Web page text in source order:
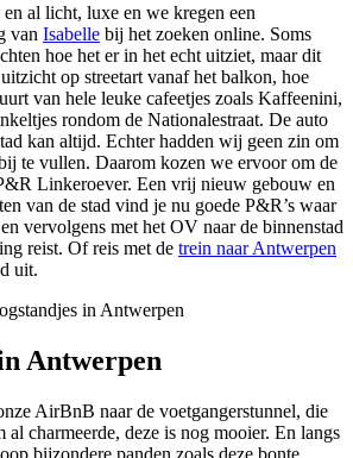
al licht, luxe en we kregen een
van Isabelle bij het zoeken online. Soms
hoe het er in het echt uitziet, maar dit
op streetart vanaf het balkon, hoe
van hele leuke cafeetjes zoals Kaffeenini,
rondom de Nationalestraat. De auto
kan altijd. Echter hadden wij geen zin om
te vullen. Daarom kozen we ervoor om de
Linkeroever. Een vrij nieuw gebouw en
van de stad vind je nu goede P&R’s waar
vervolgens met het OV naar de binnenstad
reist. Of reis met de trein naar Antwerpen
uit.
Antwerpen
AirBnB naar de voetgangerstunnel, die
al charmeerde, deze is nog mooier. En langs
bijzondere panden zoals deze bonte